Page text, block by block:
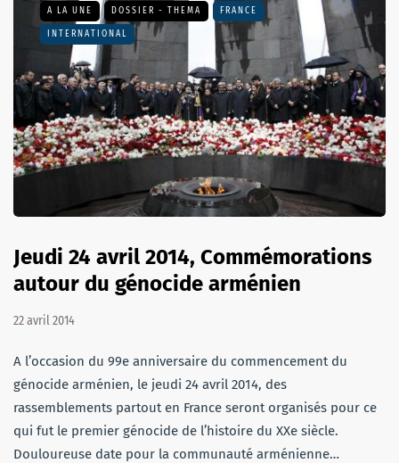
A LA UNE DOSSIER - THEMA FRANCE
INTERNATIONAL
Jeudi 24 avril 2014, Commémorations
autour du génocide arménien
22 avril 2014
A l’occasion du 99e anniversaire du commencement du
génocide arménien, le jeudi 24 avril 2014, des
rassemblements partout en France seront organisés pour ce
qui fut le premier génocide de l’histoire du XXe siècle.
Douloureuse date pour la communauté arménienne…